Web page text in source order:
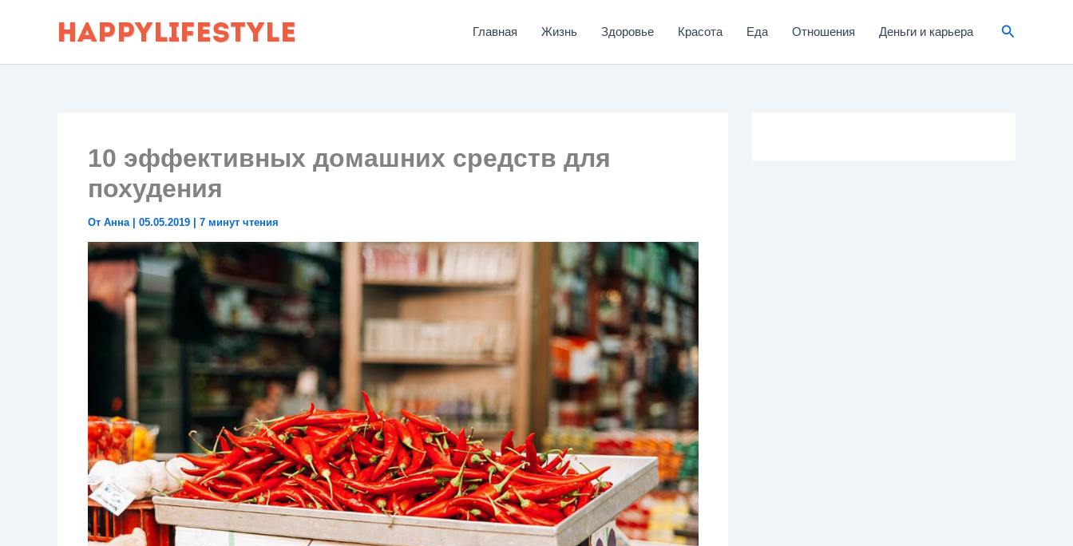
содержимому
Главная Жизнь Здоровье Красота Еда Отношения Деньги и карьера
10 эффективных домашних средств для
похудения
От Анна | 05.05.2019 | 7 минут чтения